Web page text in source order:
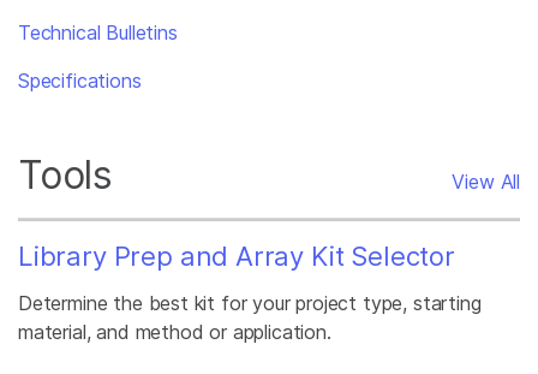
Technical Bulletins
Specifications
Tools View All
Library Prep and Array Kit Selector
Determine the best kit for your project type, starting
material, and method or application.